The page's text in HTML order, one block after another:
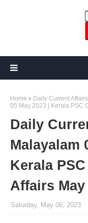
Home Daily Current Affairs
05 May 2023 | Kerala PSC
Daily
Malayalam
Kerala
Affairs May
Saturday, May 06, 2023